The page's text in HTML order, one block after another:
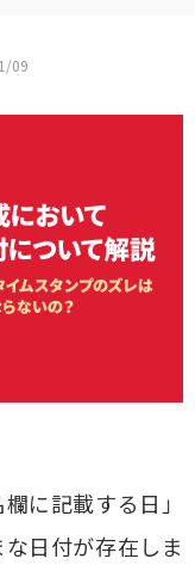
09
に記載する日」
日付が存在しま